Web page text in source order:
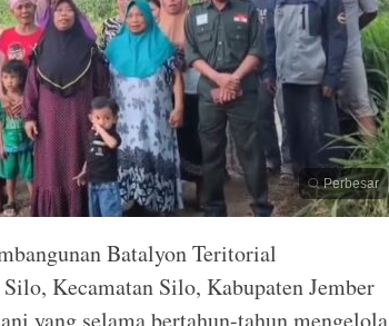
Perbesar
Batalyon Teritorial
Kecamatan Silo, Kabupaten Jember
yang selama bertahun-tahun mengelola